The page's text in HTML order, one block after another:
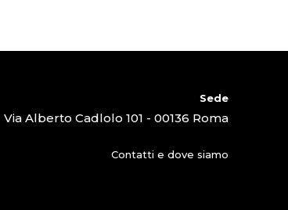
Sede
Via Alberto Cadlolo 101 - 00136 Roma
Contatti e dove siamo